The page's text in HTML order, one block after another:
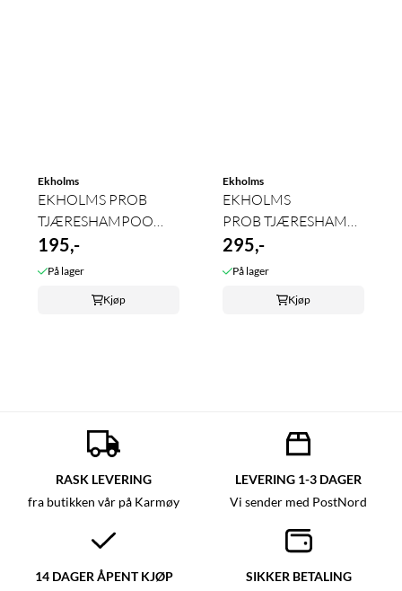
Ekholms
EKHOLMS PROB
TJÆRESHAMPOO
200ml
195,-
På lager
Kjøp
Ekholms
EKHOLMS
PROB TJÆRESHAMPOO
500ml
295,-
På lager
Kjøp
RASK LEVERING
fra butikken vår på Karmøy
LEVERING 1-3 DAGER
Vi sender med PostNord
14 DAGER ÅPENT KJØP SIKKER BETALING